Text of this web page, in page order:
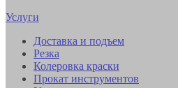
Услуги
Доставка и подъем
Резка
Колеровка краски
Прокат инструментов